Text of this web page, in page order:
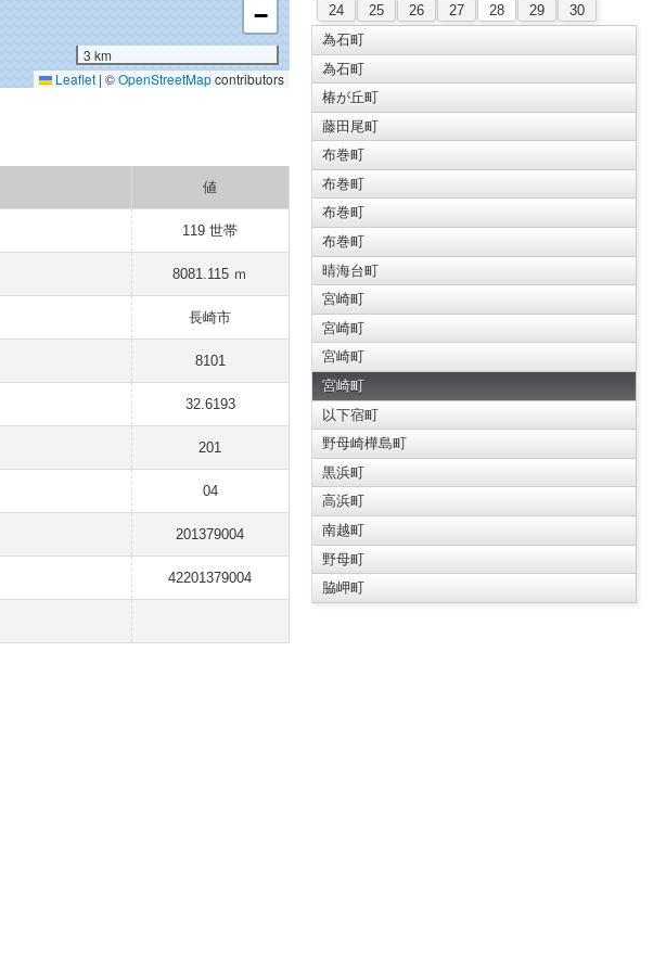
−
3 km
Leaflet | ©OpenStreetMapcontributors
値
119 世帯
8081.115 ｍ
長崎市
8101
32.6193
201
04
201379004
42201379004
24
25 26 27 28 29
30
為石町
為石町
椿が丘町
藤田尾町
布巻町
布巻町
布巻町
布巻町
晴海台町
宮崎町
宮崎町
宮崎町
宮崎町
以下宿町
野母崎樺島町
黒浜町
高浜町
南越町
野母町
脇岬町